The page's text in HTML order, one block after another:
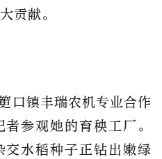
贡献。
口镇丰瑞农机专业合作
参观她的育秧工厂。
水稻种子正钻出嫩绿